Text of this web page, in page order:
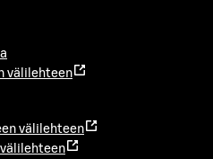
välilehteen
välilehteen